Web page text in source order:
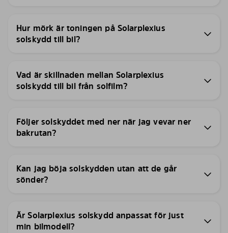
Hur mörk är toningen på Solarplexius
solskydd till bil?
Vad är skillnaden mellan Solarplexius
solskydd till bil från solfilm?
Följer solskyddet med ner när jag vevar ner
bakrutan?
Kan jag böja solskydden utan att de går
sönder?
Är Solarplexius solskydd anpassat för just
min bilmodell?